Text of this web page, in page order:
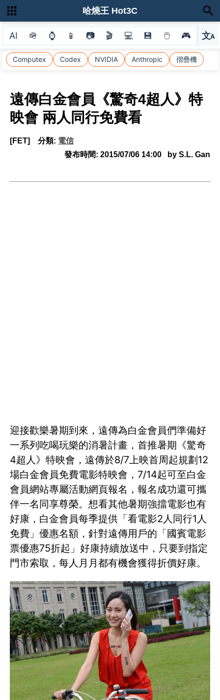
AI 🪖 ⌚ 📱 📷 🎬 💻 💾 🖱 🎮 文A
選
Computex Codex NVIDIA Anthropic 摺疊機
哈燒王 Hot3C
遠傳白金會員《驚奇4超人》特
映會 兩人同行免費看
[FET] 分類: 電信
發布時間: 2015/07/06 14:00 by S.L. Gan
迎接歡樂暑期到來，遠傳為白金會員們準備好
一系列吃喝玩樂的消暑計畫，首推暑期《驚奇
4超人》特映會，遠傳於8/7上映首周起規劃12
場白金會員免費電影特映會，7/14起可至白金
會員網站專屬活動網頁報名，報名成功還可攜
伴一名同享尊榮。想看其他暑期強擋電影也有
好康，白金會員每季提供「看電影2人同行1人
免費」優惠名額，針對遠傳用戶的「國賓電影
票優惠75折起」好康持續放送中，只要到指定
門市索取，每人月月都有機會獲得折價好康。